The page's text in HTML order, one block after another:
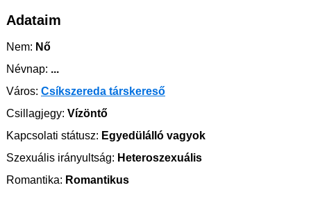
Adataim
Nem: Nő
Névnap: ...
Város: Csíkszereda társkereső
Csillagjegy: Vízöntő
Kapcsolati státusz: Egyedülálló vagyok
Szexuális irányultság: Heteroszexuális
Romantika: Romantikus